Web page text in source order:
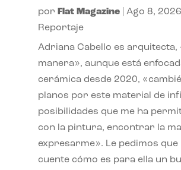
por Flat Magazine| Ago 8, 2026
Reportaje
Adriana Cabello es arquitecta,
manera», aunque está
cerámica desde 2020,
planos por este material de
posibilidades que me ha
con la pintura, encontrar la
expresarme». Le pedimos que
cuente cómo es para ella un